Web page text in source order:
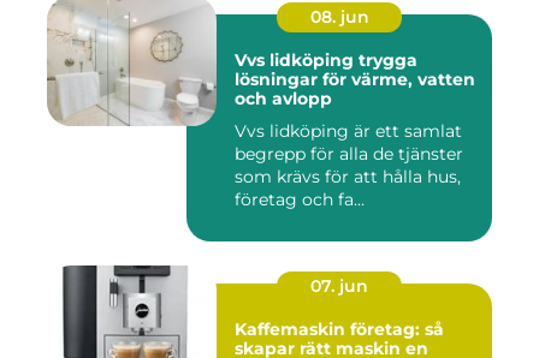
08. jun
Vvs lidköping trygga
lösningar för värme, vatten
och avlopp
Vvs lidköping är ett samlat
begrepp för alla de tjänster
som krävs för att hålla hus,
företag och fa...
07. jun
Kaffemaskin företag: så
skapar rätt maskin en